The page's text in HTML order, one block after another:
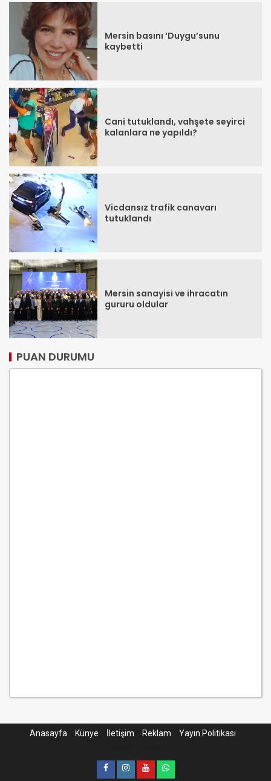
Mersin basını ‘Duygu’sunu
kaybetti
Cani tutuklandı, vahşete seyirci
kalanlara ne yapıldı?
Vicdansız trafik canavarı
tutuklandı
Mersin sanayisi ve ihracatın
gururu oldular
PUAN DURUMU
Anasayfa Künye İletişim Reklam
Yayın Politikası